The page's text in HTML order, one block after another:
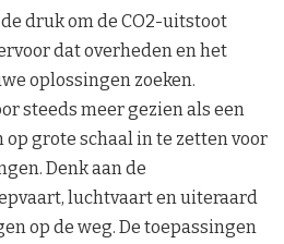
druk om de CO2-uitstoot
dat overheden en het
oplossingen zoeken.
steeds meer gezien als een
grote schaal in te zetten voor
Denk aan de
luchtvaart en uiteraard
op de weg. De toepassingen